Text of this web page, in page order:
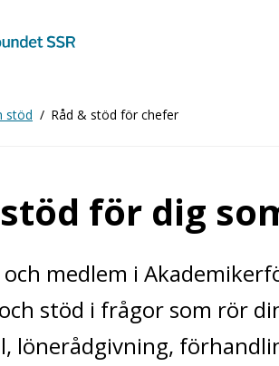
stöd Råd & stöd för chefer
för dig
medlem i
stöd i frågor som rör
lönerådgivning,